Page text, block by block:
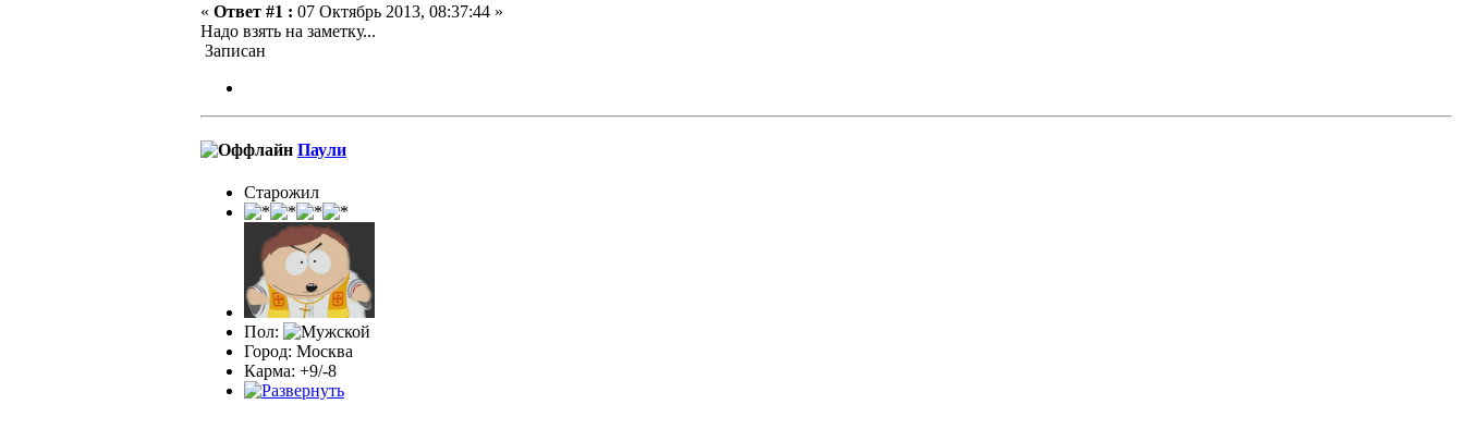
« Ответ #1 : 07 Октябрь 2013, 08:37:44 »
Надо взять на заметку...
Записан
Паули
Старожил
Пол:
Город: Москва
Карма: +9/-8